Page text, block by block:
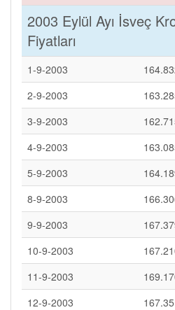
2003 Eylül Ayı İsveç
Fiyatları
1-9-2003
2-9-2003
3-9-2003
4-9-2003
5-9-2003
8-9-2003
9-9-2003
10-9-2003
11-9-2003
12-9-2003